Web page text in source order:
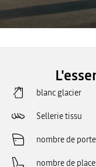
blanc glacier
Sellerie tissu
nombre de
nombre de